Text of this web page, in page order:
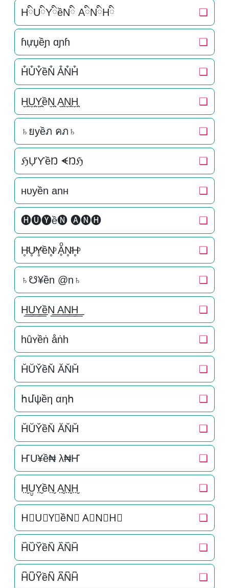
HིUིYིềNི AིNིHི ❏
ɦựџềɲ ɑɲɦ ❏
H͒U͒Y͒ềN͒ A͒N͒H͒ ❏
H̬̤̯U̬̤̯Y̬̤̯ềN̬̤̯ A̬̤̯N̬̤̯H̬̤̯ ❏
♄ยyềภ คภ♄ ❏
ℌỰƳềŊ ᗛŊℌ ❏
нυyền anн ❏
🅗🅤🅨ề🅝 🅐🅝🅗 ❏
H̥ͦU̥ͦY̥ͦềN̥ͦ ḀͦN̥ͦH̥ͦ ❏
♄☋¥ền @n♄ ❏
H͟͟U͟͟Y͟͟ềN͟͟ A͟͟N͟͟H͟͟ ❏
һȗʏềṅ åṅһ ❏
H̆ŬY̆ềN̆ ĂN̆H̆ ❏
հմψềη αηհ ❏
H̆ŬY̆ềN̆ ĂN̆H̆ ❏
ҤU¥ề₦ λ₦Ҥ ❏
H̤̮Ṳ̮Y̤̮ềN̤̮ A̤̮N̤̮H̤̮ ❏
H⃘U⃘Y⃘ềN⃘ A⃘N⃘H⃘ ❏
H᷈U᷈Y᷈ềN᷈ A᷈N᷈H᷈ ❏
H͆U͆Y͆ềN͆ A͆N͆H͆ ❏